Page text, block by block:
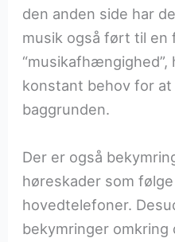
den anden side har
musik også ført til en
konstant behov for at
baggrunden.
Der er også
høreskader som
hovedtelefoner.
bekymringer omkring